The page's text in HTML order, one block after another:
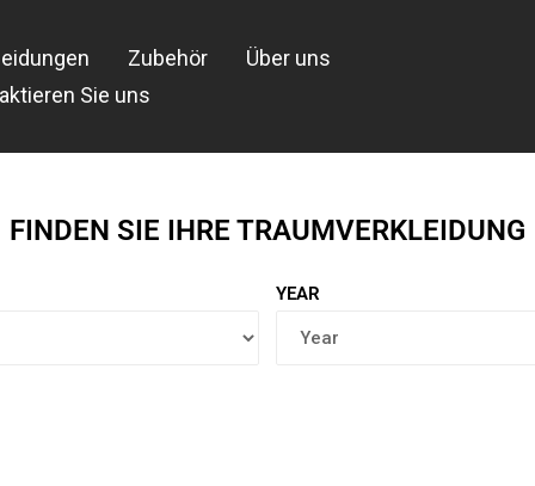
Zubehör
Über uns
Sie uns
FINDEN SIE IHRE TRAUMVERKLEIDUNG
YEAR